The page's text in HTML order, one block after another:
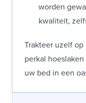
worden
kwaliteit,
Trakteer uzelf
perkal
uw bed in een